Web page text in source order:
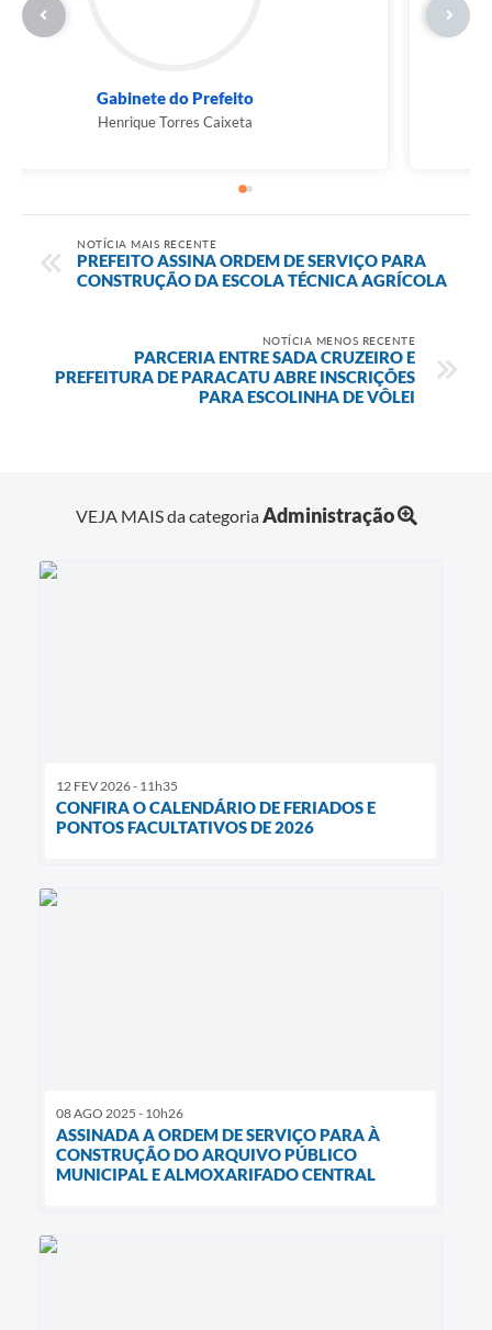
Gabinete do Prefeito
Henrique Torres Caixeta
NOTÍCIA MAIS RECENTE
PREFEITO ASSINA ORDEM DE SERVIÇO PARA
CONSTRUÇÃO DA ESCOLA TÉCNICA AGRÍCOLA
NOTÍCIA MENOS RECENTE
PARCERIA ENTRE SADA CRUZEIRO E
PREFEITURA DE PARACATU ABRE INSCRIÇÕES
PARA ESCOLINHA DE VÔLEI
VEJA MAIS da categoriaAdministração
12 FEV 2026 - 11h35
CONFIRA O CALENDÁRIO DE FERIADOS E
PONTOS FACULTATIVOS DE 2026
08 AGO 2025 - 10h26
ASSINADA A ORDEM DE SERVIÇO PARA À
CONSTRUÇÃO DO ARQUIVO PÚBLICO
MUNICIPAL E ALMOXARIFADO CENTRAL